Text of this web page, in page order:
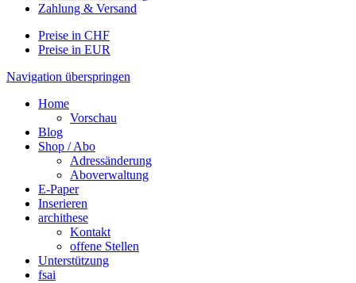
Zahlung & Versand
Preise in CHF
Preise in EUR
Navigation überspringen
Home
Vorschau
Blog
Shop / Abo
Adressänderung
Aboverwaltung
E-Paper
Inserieren
archithese
Kontakt
offene Stellen
Unterstützung
fsai